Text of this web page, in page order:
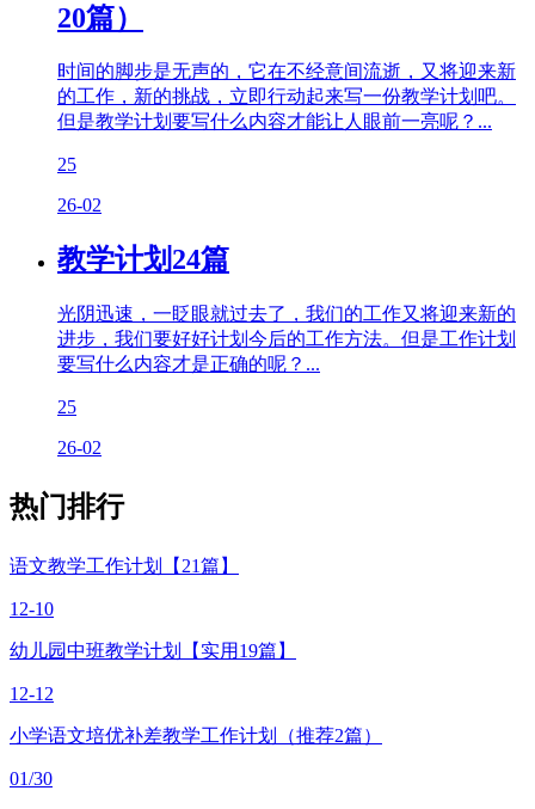
20篇）
时间的脚步是无声的，它在不经意间流逝，又将迎来新
的工作，新的挑战，立即行动起来写一份教学计划吧。
但是教学计划要写什么内容才能让人眼前一亮呢？...
25
26-02
教学计划24篇
光阴迅速，一眨眼就过去了，我们的工作又将迎来新的
进步，我们要好好计划今后的工作方法。但是工作计划
要写什么内容才是正确的呢？...
25
26-02
热门排行
语文教学工作计划【21篇】
12-10
幼儿园中班教学计划【实用19篇】
12-12
小学语文培优补差教学工作计划（推荐2篇）
01/30